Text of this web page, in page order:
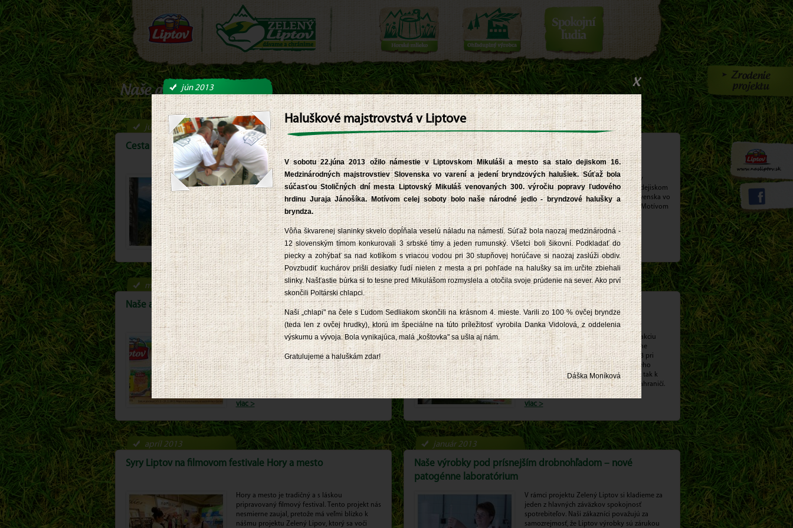
Cesta za dobrodružstvom s chuťou Liptova
júl-august 2013
V rámci letného projektu zameraného na
spoznávanie krás Liptova realizovalo združenie
cestovného ruchu Klaster LIPTOV Cestu za
dobrodružstvom, v rámci ktorej sa mohli
návštevníci regiónu posilniť aj našimi syrmi.
viac >
Haluškové majstrovstvá v Liptove
jún 2013
V sobotu 22.júna 2013 ožilo námestie v
Liptovskom Mikuláši a mesto sa stalo dejiskom
16. Medzinárodných majstrovstiev Slovenska vo
varení a jedení bryndzových halušiek. Motívom
celej soboty bolo naše národné jedlo -
bryndzové halušky a bryndza.
viac >
Naše akcie v obchodoch podporili región Liptov
máj-jún 2013
Naše akcie pre spotrebiteľov prispievajú k
rozvoju regiónu Liptov. Vďaka nim sa
spotrebitelia môžu dozvedieť viac o krásach
tohto zeleného srdca Slovenska.
viac >
Jánošíkove dni: Prezentácia značky Liptov v Poľsku
máj 2013
Aj tento krát sme veľmi radi podporili akciu
Jánošíkovských dní v poľskom skanzene
Chorzow, ktorá sa konala 26. mája 2013 pri
príležitosti 300. výročia od smrti známeho
zbojníka Juraja Jánošíka a prispeli sme tak k
propagácii našich tradícií a kultúry v zahraničí.
viac >
Syry Liptov na filmovom festivale Hory a mesto
apríl 2013
Hory a mesto je tradičný a s láskou
pripravovaný filmový festival. Tento projekt nás
nesmierne zaujal, pretože má veľmi blízko k
nášmu projektu Zelený Lipov, ktorý sa voči
Naše výrobky pod prísnejším drobnohľadom – nové
patogénne laboratórium
január 2013
V rámci projektu Zelený Liptov si kladieme za
jeden z hlavných záväzkov spokojnosť
spotrebiteľov. Naši zákazníci považujú za
samozrejmosť, že Liptov výrobky sú zárukou
Haluškové majstrovstvá v Liptove
jún 2013
V sobotu 22.júna 2013 ožilo námestie v Liptovskom Mikuláši a mesto sa stalo dejiskom 16.
Medzinárodných majstrovstiev Slovenska vo varení a jedení bryndzových halušiek. Súťaž bola
súčasťou Stoličných dní mesta Liptovský Mikuláš venovaných 300. výročiu popravy ľudového
hrdinu Juraja Jánošíka. Motívom celej soboty bolo naše národné jedlo - bryndzové halušky a
bryndza.
Vôňa škvarenej slaninky skvelo dopĺňala veselú náladu na námestí. Súťaž bola naozaj medzinárodná -
12 slovenským tímom konkurovali 3 srbské tímy a jeden rumunský. Všetci boli šikovní. Podkladať do
piecky a zohýbať sa nad kotlíkom s vriacou vodou pri 30 stupňovej horúčave si naozaj zaslúži obdiv.
Povzbudiť kuchárov prišli desiatky ľudí nielen z mesta a pri pohľade na halušky sa im určite zbiehali
slinky. Našťastie búrka si to tesne pred Mikulášom rozmyslela a otočila svoje prúdenie na sever. Ako prví
skončili Poltárski chlapci.
Naši „chlapi" na čele s Ľudom Sedliakom skončili na krásnom 4. mieste. Varili zo 100 % ovčej bryndze
(teda len z ovčej hrudky), ktorú im špeciálne na túto príležitosť vyrobila Danka Vidolová, z oddelenia
výskumu a vývoja. Bola vynikajúca, malá „koštovka" sa ušla aj nám.
Gratulujeme a haluškám zdar!
Dáška Moníková